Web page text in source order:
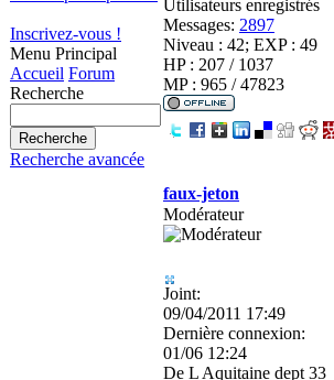
Inscrivez-vous !
Menu Principal
Accueil Forum
Recherche
Recherche avancée
Utilisateurs enregistrés
Messages: 2897
Niveau : 42; EXP : 49
HP : 207 / 1037
MP : 965 / 47823
faux-jeton
Modérateur
Joint:
09/04/2011 17:49
Dernière connexion:
01/06 12:24
De L Aquitaine dept 33